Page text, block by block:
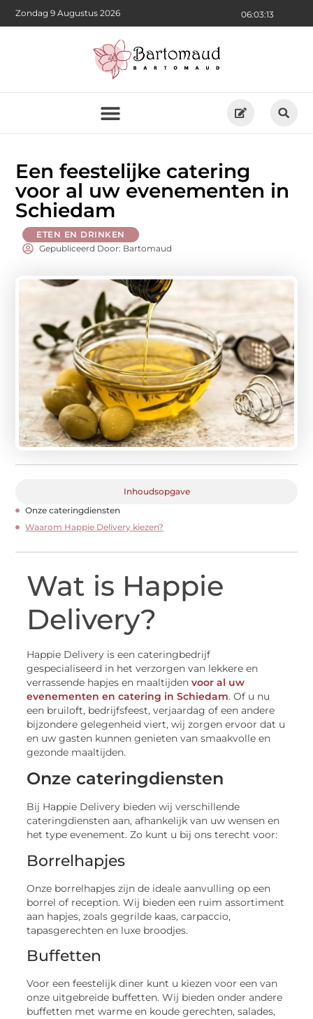
06:03:15
Zondag 9 Augustus 2026
Een feestelijke catering
voor al uw evenementen in
Schiedam
ETEN EN DRINKEN
Gepubliceerd Door: Bartomaud
Inhoudsopgave
Onze cateringdiensten
Waarom Happie Delivery kiezen?
Wat is Happie
Delivery?
Happie Delivery is een cateringbedrijf
gespecialiseerd in het verzorgen van lekkere en
verrassende hapjes en maaltijdenvoor al uw
evenementen en catering in Schiedam. Of u nu
een bruiloft, bedrijfsfeest, verjaardag of een andere
bijzondere gelegenheid viert, wij zorgen ervoor dat u
en uw gasten kunnen genieten van smaakvolle en
gezonde maaltijden.
Onze cateringdiensten
Bij Happie Delivery bieden wij verschillende
cateringdiensten aan, afhankelijk van uw wensen en
het type evenement. Zo kunt u bij ons terecht voor:
Borrelhapjes
Onze borrelhapjes zijn de ideale aanvulling op een
borrel of reception. Wij bieden een ruim assortiment
aan hapjes, zoals gegrilde kaas, carpaccio,
tapasgerechten en luxe broodjes.
Buffetten
Voor een feestelijk diner kunt u kiezen voor een van
onze uitgebreide buffetten. Wij bieden onder andere
buffetten met warme en koude gerechten, salades,